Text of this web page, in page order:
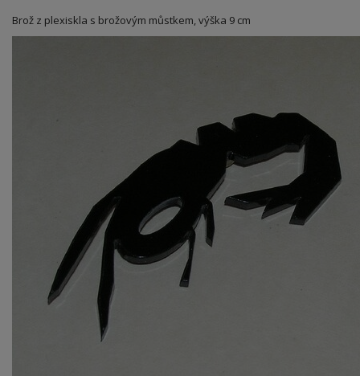
Brož z plexiskla s brožovým můstkem, výška 9 cm